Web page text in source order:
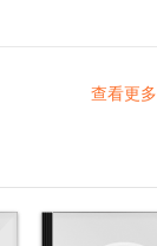
查看更多